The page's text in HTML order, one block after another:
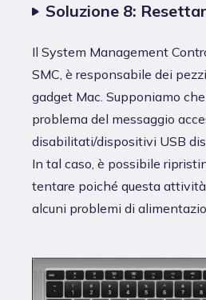
Soluzione 8:
Il System Management
SMC, è responsabile dei
gadget Mac. Supponiamo
problema del messaggio
disabilitati/dispositivi USB
In tal caso, è possibile
tentare poiché questa
alcuni problemi di